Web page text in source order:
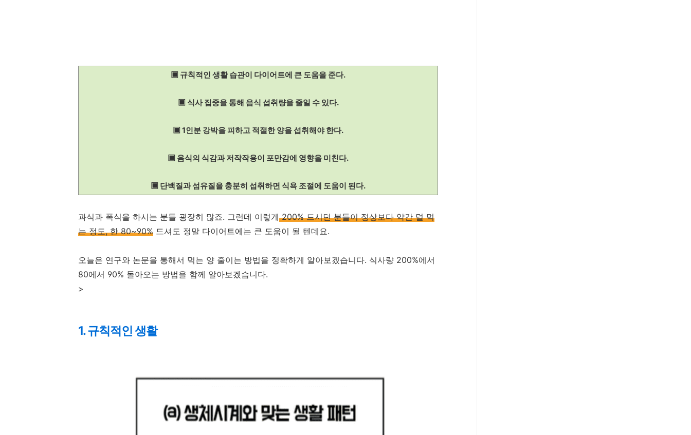
▣ 규칙적인 생활 습관이 다이어트에 큰 도움을 준다.
▣ 식사 집중을 통해 음식 섭취량을 줄일 수 있다.
▣ 1인분 강박을 피하고 적절한 양을 섭취해야 한다.
▣ 음식의 식감과 저작작용이 포만감에 영향을 미친다.
▣ 단백질과 섬유질을 충분히 섭취하면 식욕 조절에 도움이 된다.
과식과 폭식을 하시는 분들 굉장히 많죠. 그런데 이렇게200% 드시던 분들이 정상보다 약간 덜 먹
는 정도, 한 80~90% 드셔도 정말 다이어트에는 큰 도움이 될 텐데요.
오늘은 연구와 논문을 통해서 먹는 양 줄이는 방법을 정확하게 알아보겠습니다. 식사량 200%에서
80에서 90% 돌아오는 방법을 함께 알아보겠습니다.
>
1. 규칙적인 생활